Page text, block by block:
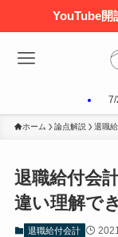
YouTube開
7/
ホーム 論点解説 退職
退職給付会
違い理解で
退職給付会計